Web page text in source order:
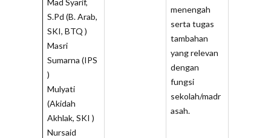
S.Pd (B. Arab,
SKI, BTQ )
Masri
Sumarna (IPS
)
Mulyati
(Akidah
Akhlak, SKI )
Nursaid
menengah
serta tugas
tambahan
yang relevan
dengan
fungsi
sekolah/madr
asah.